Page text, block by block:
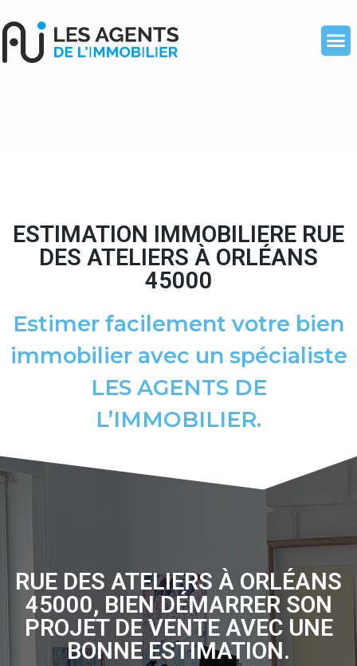
ESTIMATION IMMOBILIERE RUE
DES ATELIERS À ORLÉANS
45000
Estimer facilement votre bien
immobilier avec un spécialiste
LES AGENTS DE
L’IMMOBILIER.
RUE DES ATELIERS À ORLÉANS
45000, BIEN DÉMARRER SON
PROJET DE VENTE AVEC UNE
BONNE ESTIMATION.